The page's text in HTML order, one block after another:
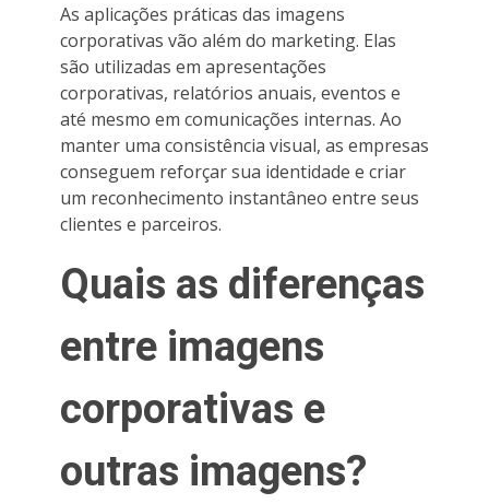
As aplicações práticas das imagens
corporativas vão além do marketing. Elas
são utilizadas em apresentações
corporativas, relatórios anuais, eventos e
até mesmo em comunicações internas. Ao
manter uma consistência visual, as empresas
conseguem reforçar sua identidade e criar
um reconhecimento instantâneo entre seus
clientes e parceiros.
Quais as diferenças
entre imagens
corporativas e
outras imagens?